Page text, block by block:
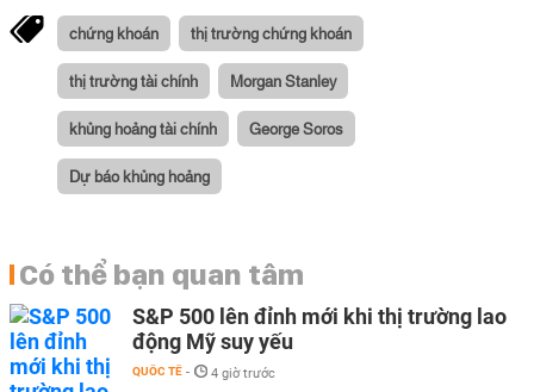
chứng khoán thị trường chứng khoán
thị trường tài chính Morgan Stanley
khủng hoảng tài chính George Soros
Dự báo khủng hoảng
Có thể bạn quan tâm
S&P 500 lên đỉnh mới khi thị trường lao
động Mỹ suy yếu
QUỐC TẾ - 4 giờ trước